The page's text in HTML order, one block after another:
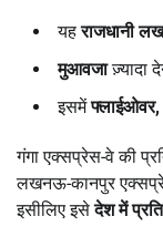
यहराजधानी
मुआवजाज़्यादा
इसमेंफ्लाईओवर,
गंगा एक्सप्रेस-वे की
लखनऊ-कानपुर
इसीलिए इसेदेश में